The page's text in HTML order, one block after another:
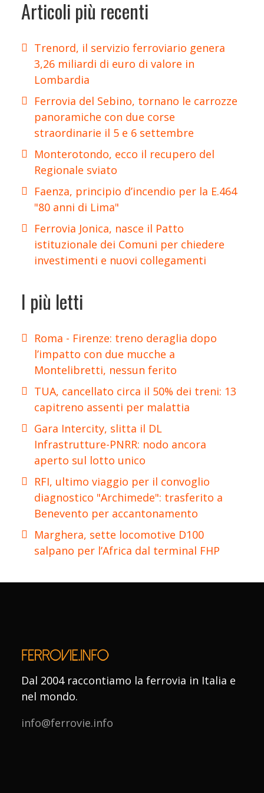
Articoli più recenti
Trenord, il servizio ferroviario genera
3,26 miliardi di euro di valore in
Lombardia
Ferrovia del Sebino, tornano le carrozze
panoramiche con due corse
straordinarie il 5 e 6 settembre
Monterotondo, ecco il recupero del
Regionale sviato
Faenza, principio d’incendio per la E.464
"80 anni di Lima"
Ferrovia Jonica, nasce il Patto
istituzionale dei Comuni per chiedere
investimenti e nuovi collegamenti
I più letti
Roma - Firenze: treno deraglia dopo
l’impatto con due mucche a
Montelibretti, nessun ferito
TUA, cancellato circa il 50% dei treni: 13
capitreno assenti per malattia
Gara Intercity, slitta il DL
Infrastrutture-PNRR: nodo ancora
aperto sul lotto unico
RFI, ultimo viaggio per il convoglio
diagnostico "Archimede": trasferito a
Benevento per accantonamento
Marghera, sette locomotive D100
salpano per l’Africa dal terminal FHP
Dal 2004 raccontiamo la ferrovia in Italia e
nel mondo.
info@ferrovie.info